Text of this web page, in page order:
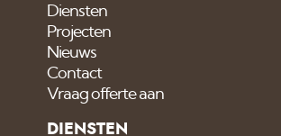
Diensten
Projecten
Nieuws
Contact
Vraag offerte aan
DIENSTEN